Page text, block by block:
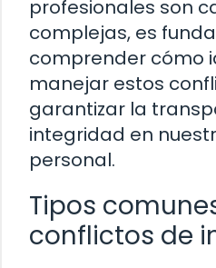
profesionales son
complejas, es
comprender cómo
manejar estos
garantizar la
integridad en
personal.
Tipos
conflictos de